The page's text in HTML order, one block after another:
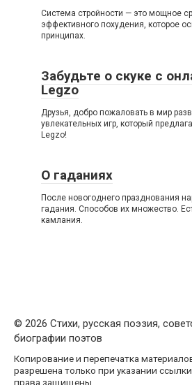
Система стройности — это мощное
эффективного похудения, которое
принципах.
Забудьте о скуке с
Legzo
Друзья, добро пожаловать в мир
увлекательных игр, который
Legzo!
О гаданиях
После новогоднего празднования
гадания. Способов их множество.
камлания.
© 2026 Стихи, русская поэзия,
биографии поэтов
Копирование и перепечатка
разрешена только при указании
права защищены.